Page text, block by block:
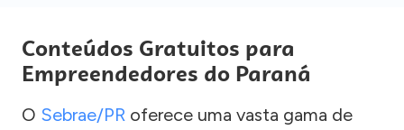
Conteúdos Gratuitos para
Empreendedores do Paraná
O Sebrae/PR oferece uma vasta gama de